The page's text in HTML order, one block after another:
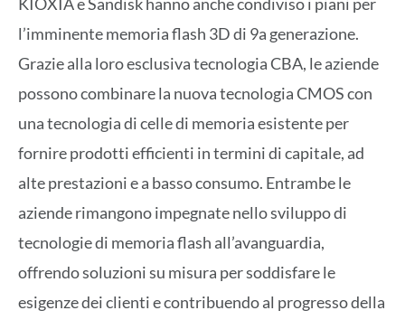
l’imminente memoria flash 3D di 9a generazione.
Grazie alla loro esclusiva tecnologia CBA, le aziende
possono combinare la nuova tecnologia CMOS con
una tecnologia di celle di memoria esistente per
fornire prodotti efficienti in termini di capitale, ad
alte prestazioni e a basso consumo. Entrambe le
aziende rimangono impegnate nello sviluppo di
tecnologie di memoria flash all’avanguardia,
offrendo soluzioni su misura per soddisfare le
esigenze dei clienti e contribuendo al progresso della